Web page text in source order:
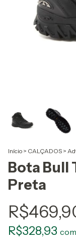
Início > CALÇADOS >
Bota Bull
Preta
R$328,93 com